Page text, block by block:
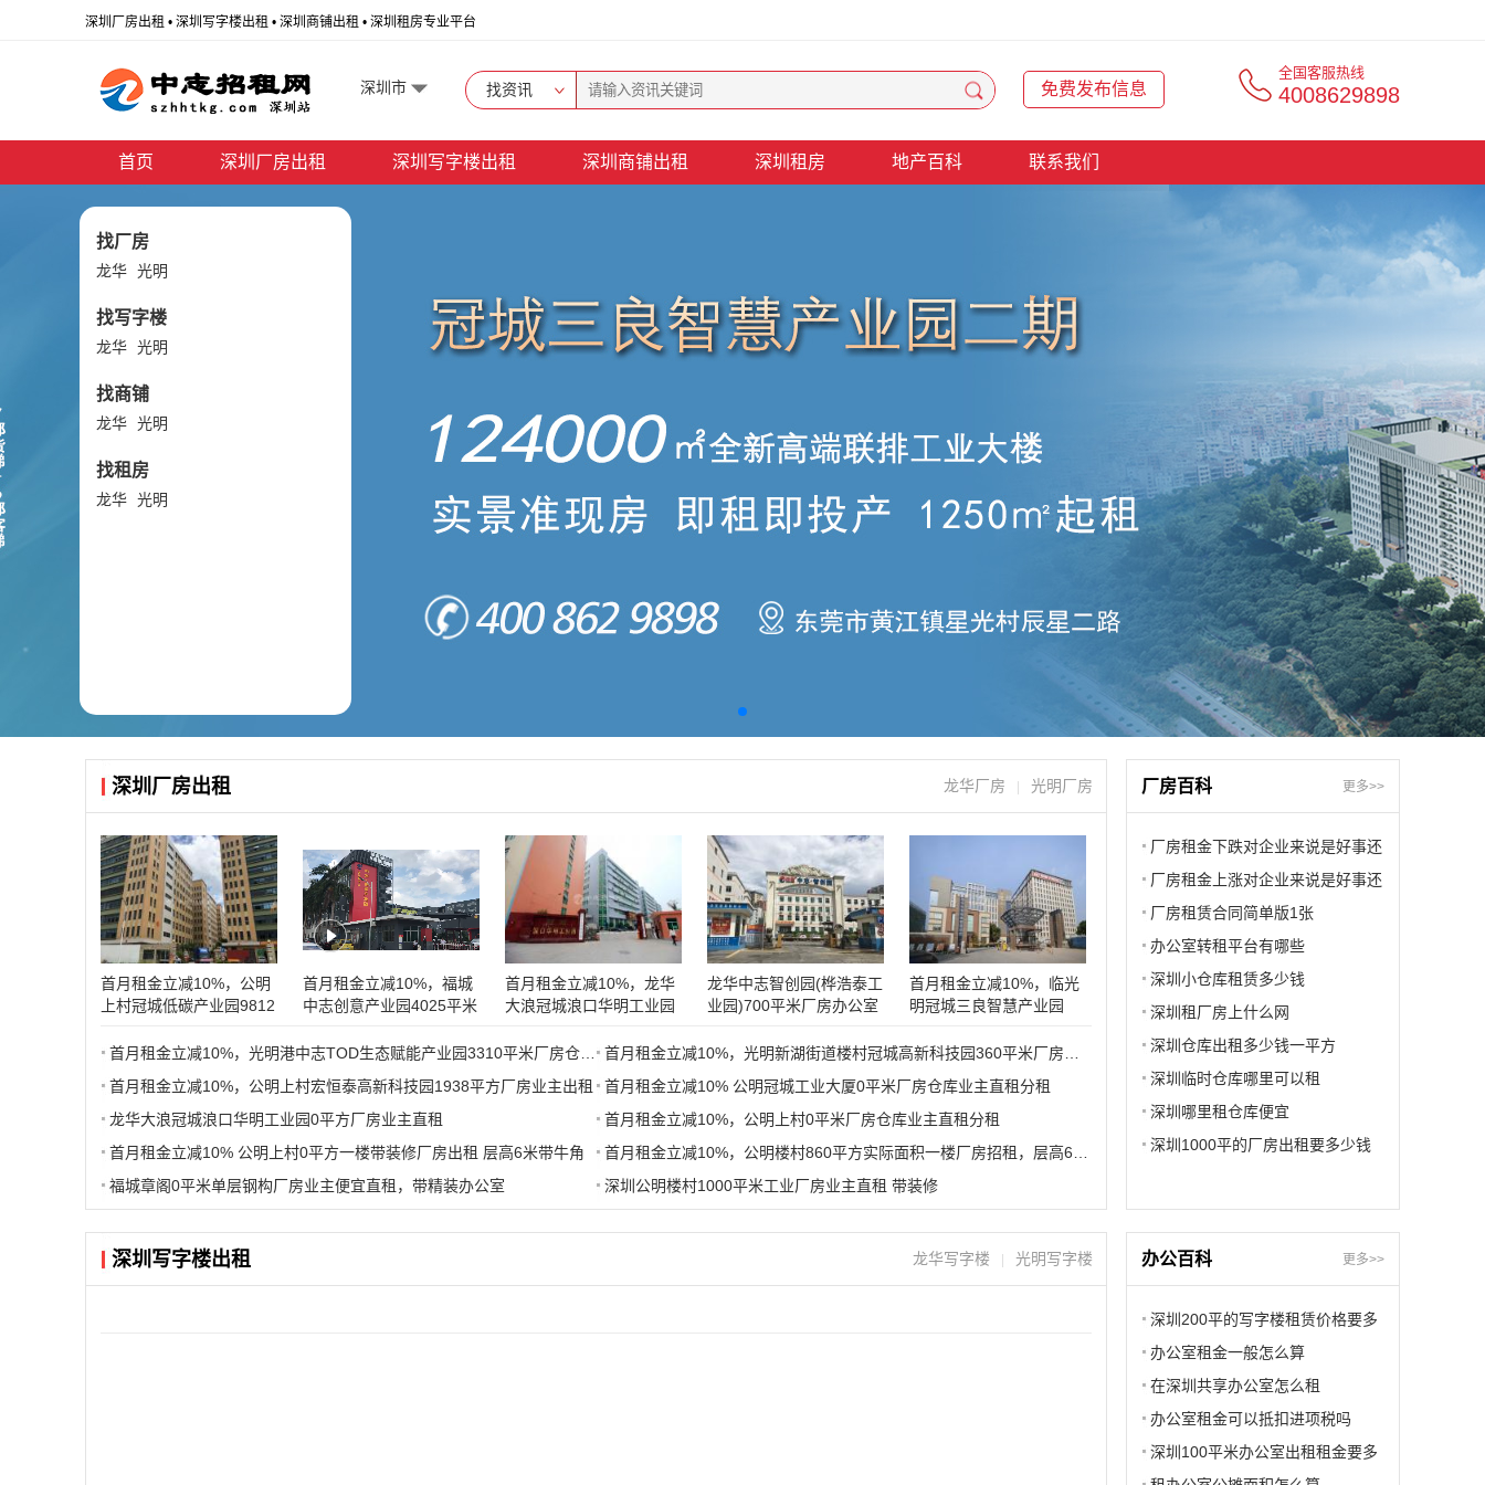
深圳厂房出租 • 深圳写字楼出租 • 深圳商铺出租 • 深圳租房专业平台
深圳市 找资讯 免费发布信息
全国客服热线
4008629898
首页 深圳厂房出租 深圳写字楼出租 深圳商铺出租 深圳租房 地产百科 联系我们
找厂房
龙华 光明
找写字楼
龙华 光明
找商铺
龙华 光明
找租房
龙华 光明
深圳厂房出租 龙华厂房 光明厂房
首月租金立减10%，公明
上村冠城低碳产业园9812
租
首月租金立减10%，福城
中志创意产业园4025平米
首月租金立减10%，龙华
大浪冠城浪口华明工业园
龙华中志智创园(桦浩泰工
业园)700平米厂房办公室
首月租金立减10%，临光
明冠城三良智慧产业园
首月租金立减10%，光明港中志TOD生态赋能产业园3310平米厂房仓库业主直租
首月租金立减10%，光明新湖街道楼村冠城高新科技园360平米厂房业主直
首月租金立减10%，公明上村宏恒泰高新科技园1938平方厂房业主出租
首月租金立减10% 公明冠城工业大厦0平米厂房仓库业主直租分租
龙华大浪冠城浪口华明工业园0平方厂房业主直租
首月租金立减10%，公明上村0平米厂房仓库业主直租分租
首月租金立减10% 公明上村0平方一楼带装修厂房出租 层高6米带牛角
首月租金立减10%，公明楼村860平方实际面积一楼厂房招租，层高6米带牛角
福城章阁0平米单层钢构厂房业主便宜直租，带精装办公室
深圳公明楼村1000平米工业厂房业主直租 带装修
厂房百科 更多>>
厂房租金下跌对企业来说是好事还
是坏事
厂房租金上涨对企业来说是好事还
是坏事
厂房租赁合同简单版1张
办公室转租平台有哪些
深圳小仓库租赁多少钱
深圳租厂房上什么网
深圳仓库出租多少钱一平方
深圳临时仓库哪里可以租
深圳哪里租仓库便宜
深圳1000平的厂房出租要多少钱
深圳写字楼出租 龙华写字楼 光明写字楼 办公百科 更多>>
深圳200平的写字楼租赁价格要多
少钱
办公室租金一般怎么算
在深圳共享办公室怎么租
办公室租金可以抵扣进项税吗
深圳100平米办公室出租租金要多